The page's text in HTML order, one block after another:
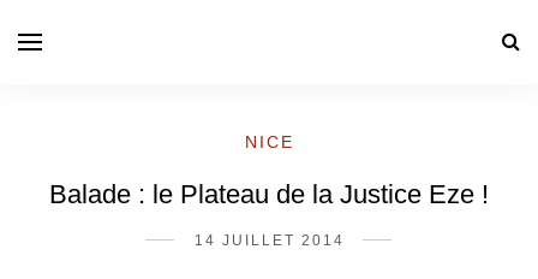
NICE
Balade : le Plateau de la Justice Eze !
14 JUILLET 2014